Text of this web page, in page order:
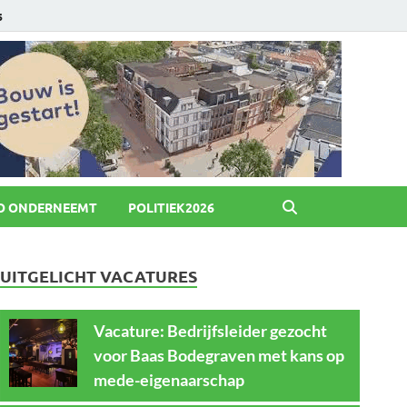
ONDERNEEMT POLITIEK2026
UITGELICHT VACATURES
Vacature: Bedrijfsleider gezocht
voor Baas Bodegraven met kans op
mede-eigenaarschap